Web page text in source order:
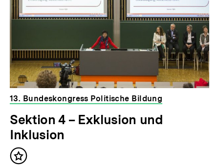
13. Bundeskongress Politische Bildung
Sektion 4 – Exklusion und
Inklusion
Inhalt